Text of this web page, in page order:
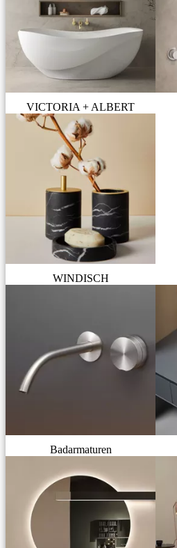
VICTORIA + ALBERT
WINDISCH
Badarmaturen